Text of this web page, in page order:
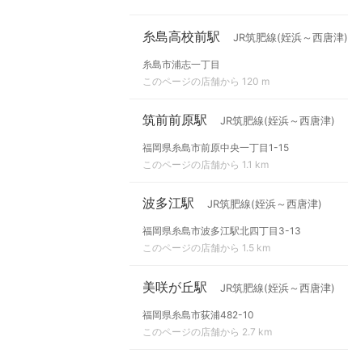
糸島高校前駅 JR筑肥線(姪浜～西唐津)
糸島市浦志一丁目
このページの店舗から 120 m
筑前前原駅 JR筑肥線(姪浜～西唐津)
福岡県糸島市前原中央一丁目1-15
このページの店舗から 1.1 km
波多江駅 JR筑肥線(姪浜～西唐津)
福岡県糸島市波多江駅北四丁目3-13
このページの店舗から 1.5 km
美咲が丘駅 JR筑肥線(姪浜～西唐津)
福岡県糸島市荻浦482-10
このページの店舗から 2.7 km